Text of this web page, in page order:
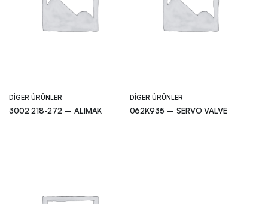
DIGER ÜRÜNLER
3002 218-272 – ALIMAK
DIGER ÜRÜNLER
062K935 – SERVO VALVE